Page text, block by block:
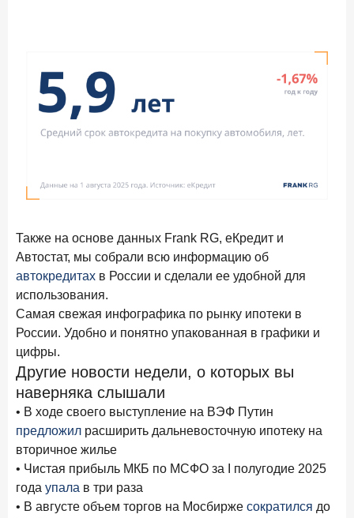
Также на основе данных Frank RG, еКредит и
Автостат, мы собрали всю информацию об
автокредитах в России и сделали ее удобной для
использования.
Самая свежая инфографика по рынку ипотеки в
России. Удобно и понятно упакованная в графики и
цифры.
Другие новости недели, о которых вы
наверняка слышали
• В ходе своего выступление на ВЭФ Путин
предложил расширить дальневосточную ипотеку на
вторичное жилье
• Чистая прибыль МКБ по МСФО за I полугодие 2025
года упала в три раза
• В августе объем торгов на Мосбирже сократился до